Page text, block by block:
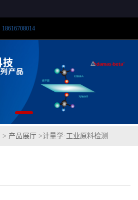
18616708014
> 产品展厅 >计量学·工业原料检测